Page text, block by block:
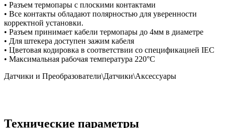
• Разъем термопары с плоскими контактами
• Все контакты обладают полярностью для уверенности
корректной установки.
• Разъем принимает кабели термопары до 4мм в диаметре
• Для штекера доступен зажим кабеля
• Цветовая кодировка в соответствии со спецификацией IEC
• Максимальная рабочая температура 220°C
Датчики и Преобразователи\Датчики\Аксессуары
Технические параметры